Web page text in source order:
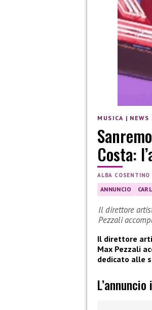
MUSICA | NEWS
Costa:
ALBA COSENTINO
ANNUNCIO
Il direttore
Pezzali
Il direttore
Max Pezzali
dedicato alle